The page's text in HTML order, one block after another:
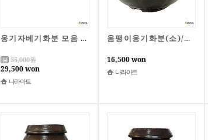
옹기자베기화분 모음 대형화분 옹기화분 나라아트
35,000원
29,500 won
나라아트
옴팽이옹기화분(소)/항아리/국산옹기/옴팽이/나라아트/옹기/화분/옹기화분/수반/국산
16,500 won
나라아트